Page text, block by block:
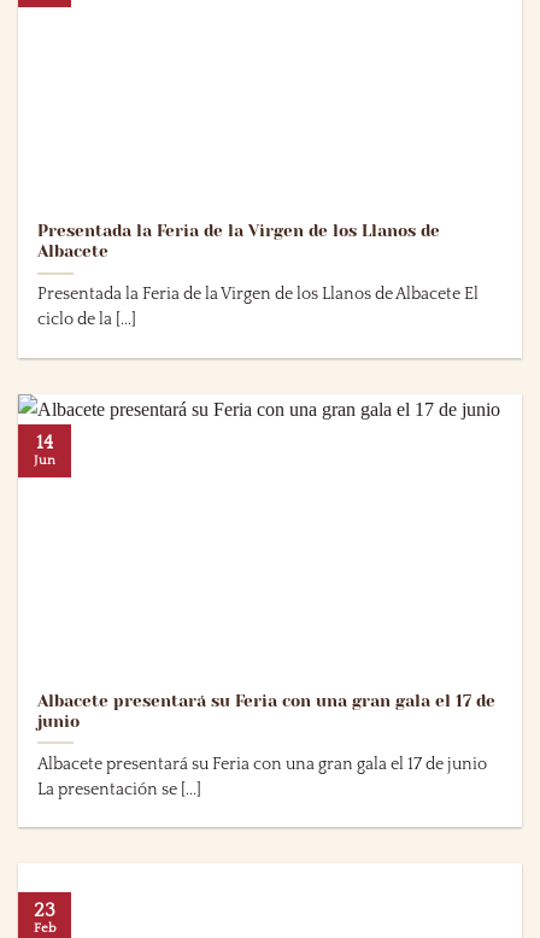
Presentada la Feria de la Virgen de los Llanos de
Albacete
Presentada la Feria de la Virgen de los Llanos de Albacete El
ciclo de la [...]
Albacete presentará su Feria con una gran gala el 17 de
junio
Albacete presentará su Feria con una gran gala el 17 de junio
La presentación se [...]
14
Jun
23
Feb